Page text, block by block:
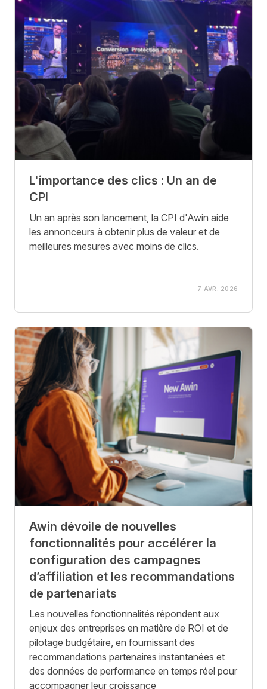
L'importance des clics : Un an de
CPI
Un an après son lancement, la CPI d'Awin aide
les annonceurs à obtenir plus de valeur et de
meilleures mesures avec moins de clics.
7 AVR. 2026
Awin dévoile de nouvelles
fonctionnalités pour accélérer la
configuration des campagnes
d’affiliation et les recommandations
de partenariats
Les nouvelles fonctionnalités répondent aux
enjeux des entreprises en matière de ROI et de
pilotage budgétaire, en fournissant des
recommandations partenaires instantanées et
des données de performance en temps réel pour
accompagner leur croissance